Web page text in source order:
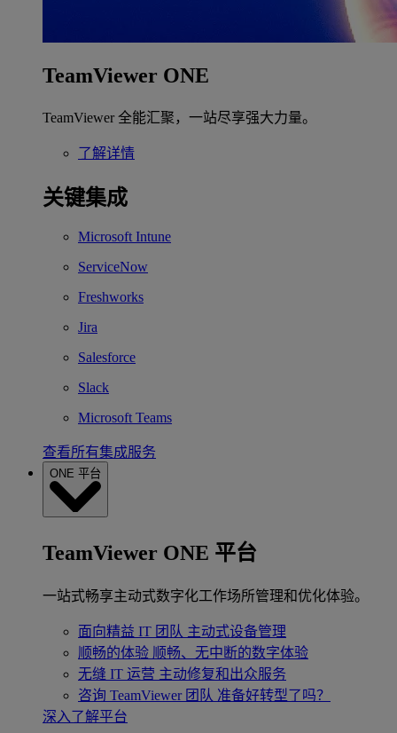
TeamViewer ONE
TeamViewer 全能汇聚，一站尽享强大力量。
了解详情
关键集成
Microsoft Intune
ServiceNow
Freshworks
Jira
Salesforce
Slack
Microsoft Teams
查看所有集成服务
ONE 平台
TeamViewer ONE 平台
一站式畅享主动式数字化工作场所管理和优化体验。
面向精益 IT 团队 主动式设备管理
顺畅的体验 顺畅、无中断的数字体验
无缝 IT 运营 主动修复和出众服务
咨询 TeamViewer 团队 准备好转型了吗？
深入了解平台